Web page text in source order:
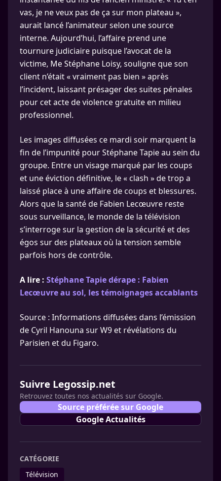
vas, je ne veux pas de ça sur mon plateau »,
aurait lancé l’animateur selon une source
interne. Aujourd’hui, l’affaire prend une
tournure judiciaire puisque l’avocat de la
victime, Me Stéphane Loisy, souligne que son
client n’était « vraiment pas bien » après
l’incident, laissant présager des suites pénales
pour cet acte de violence gratuite en milieu
professionnel.
Les images diffusées ce mardi soir marquent la
fin de l’impunité pour Stéphane Tapie au sein du
groupe. Entre un visage marqué par les coups
et une éviction définitive, le « clash » de trop a
laissé place à une affaire de coups et blessures.
Alors que la santé de Fabien Lecœuvre reste
sous surveillance, le monde de la télévision
s’interroge sur la gestion de la sécurité et des
égos sur des plateaux où la tension semble
parfois hors de contrôle.
A lire : Stéphane Tapie dérape : Fabien
Lecœuvre au sol, les témoignages accablants
Source : Informations diffusées dans l’émission
de Cyril Hanouna sur W9 et révélations du
Parisien et du Figaro.
Suivre Legossip.net
Retrouvez toutes nos actualités sur Google.
Source préférée sur Google
Google Actualités
CATÉGORIE
Télévision